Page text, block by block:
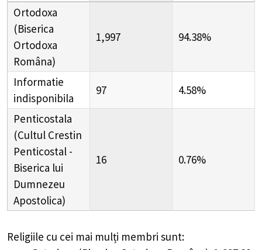
Ortodoxa
(Biserica
Ortodoxa
Româna)
1,997 94.38%
Informatie
indisponibila
97 4.58%
Penticostala
(Cultul Crestin
Penticostal -
Biserica lui
Dumnezeu
Apostolica)
16 0.76%
Religiile cu cei mai mulți membri sunt: